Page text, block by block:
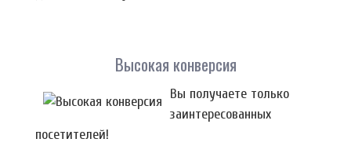
Высокая конверсия
Вы получаете только
заинтересованных
посетителей!